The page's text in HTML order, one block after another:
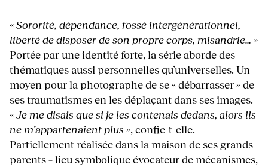
« Sororité, dépendance, fossé intergénérationnel,
liberté de disposer de son propre corps, misandrie… »
Portée par une identité forte, la série aborde des
thématiques aussi personnelles qu’universelles. Un
moyen pour la photographe de se « débarrasser » de
ses traumatismes en les déplaçant dans ses images.
« Je me disais que si je les contenais dedans, alors ils
ne m’appartenaient plus », confie-t-elle.
Partiellement réalisée dans la maison de ses grands-
parents – lieu symbolique évocateur de mécanismes,